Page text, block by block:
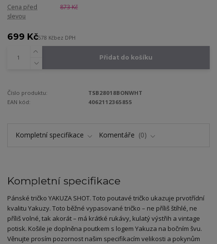
Cena před
slevou
873 Kč
699 Kč578 Kčbez DPH
Přidat do košíku
Číslo produktu:
TSB28018BONWHT
EAN kód:
4062112365855
Kompletní specifikace Komentáře 0
Kompletní specifikace
Pánské tričko YAKUZA SHOT. Toto poutavé tričko ukazuje prvotřídní
kvalitu Yakuzy. Toto běžné vypasované tričko – ne příliš štíhlé, ne
příliš volné, tak akorát – má krátké rukávy, kulatý výstřih a vintage
potisk. Košile je doplněna poutkem s logem Yakuza na bočním švu.
Věnujte prosím pozornost našim specifikacím velikosti a pokynům